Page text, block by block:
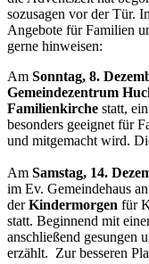
sozusagen vor der Tür.
Angebote für Familien
gerne hinweisen:
Am Sonntag, 8.
Gemeindezentrum
Familienkirche statt,
besonders geeignet für
und mitgemacht wird.
Am Samstag, 14.
im Ev. Gemeindehaus
derKindermorgen für
statt. Beginnend mit
anschließend gesungen
erzählt. Zur besseren